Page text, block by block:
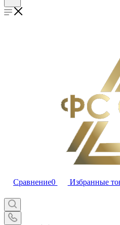
Сравнение0 Избранные